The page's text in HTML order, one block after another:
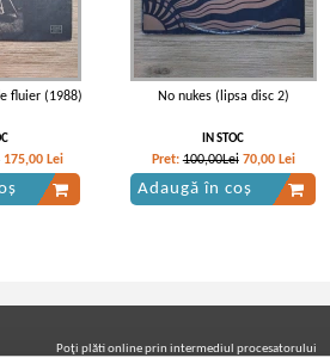
fluier (1988)
175,00 Lei
No nukes (lipsa disc 2)
IN STOC
Pret:100,00Lei 70,00 Lei
Adaugă în coș
Poţi plăti online prin intermediul procesatorului